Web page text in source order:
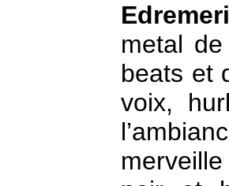
metal
beats et
voix,